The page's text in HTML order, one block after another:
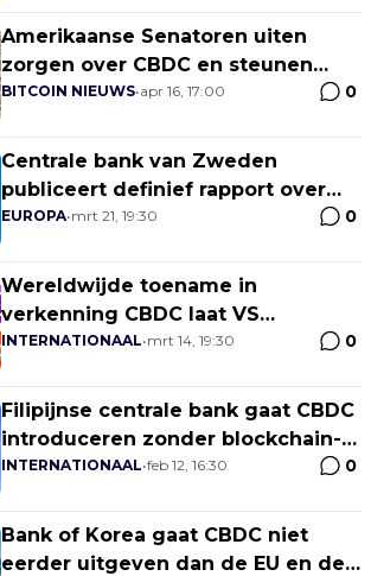
Amerikaanse Senatoren uiten
zorgen over CBDC en steunen
Bitcoin
BITCOIN NIEUWS•apr 16, 17:00 0
Centrale bank van Zweden
publiceert definief rapport over
CBDC
EUROPA•mrt 21, 19:30 0
Wereldwijde toename in
verkenning CBDC laat VS
achterlopen
INTERNATIONAAL•mrt 14, 19:30 0
Filipijnse centrale bank gaat CBDC
introduceren zonder blockchain-
technologie
INTERNATIONAAL•feb 12, 16:30 0
Bank of Korea gaat CBDC niet
eerder uitgeven dan de EU en de